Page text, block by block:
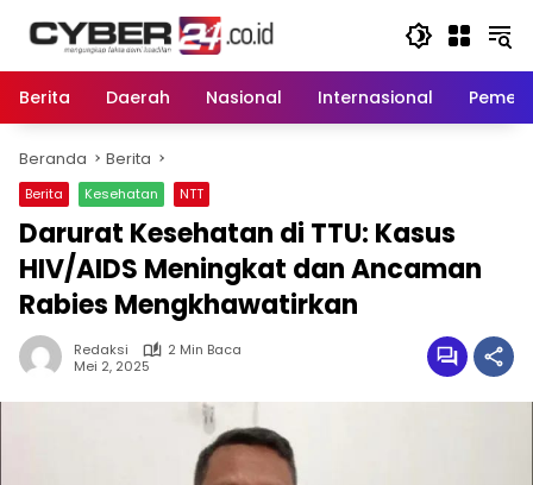
Berita
Daerah Nasional Internasional
Beranda Berita
Berita Kesehatan NTT
Darurat Kesehatan di TTU: Kasus
HIV/AIDS Meningkat dan Ancaman
Rabies Mengkhawatirkan
Redaksi
2 Min Baca
Mei 2, 2025